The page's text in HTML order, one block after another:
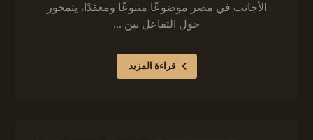
الأجانب في مصر موضوعًا متنوعًا ومعقدًا، يتمحور
حول التفاعل بين ...
قراءة المزيد